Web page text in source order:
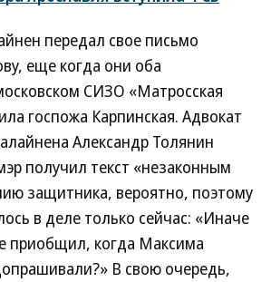
передал свое письмо
еще когда они оба
СИЗО «Матросская
госпожа Карпинская. Адвокат
Александр Толянин
получил текст «незаконным
защитника, вероятно, поэтому
в деле только сейчас: «Иначе
приобщил, когда Максима
В свою очередь,